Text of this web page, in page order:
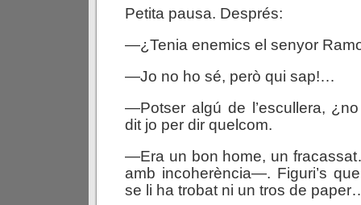
Petita pausa. Després:
—¿Tenia enemics el senyor
—Jo no ho sé, però qui sap!…
—Potser algú de l’escullera,
dit jo per dir quelcom.
—Era un bon home, un
amb incoherència—. Figuri’s
se li ha trobat ni un tros de